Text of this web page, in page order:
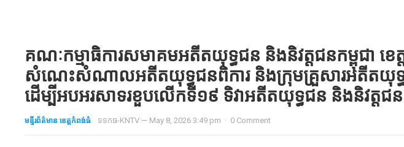
គណៈកម្មាធិការសមាគមអតីតយុទ្ធជន និងនិវត្ដជនកម្ពុជា ខេ
សំណេះសំណាលអតីតយុទ្ធជនពិការ និងក្រុមគ្រួសារអតីតយុ
ដើម្បីអបអរសាទរខួបលើកទី១៩ ទិវាអតីតយុទ្ធជន និងនិវត្តជន
មន្ទីរព័ត៌មាន ខេត្តកំពង់ធំ ទទកធ-KNTV — May 8, 2026 3:49 pm · 0 Comment